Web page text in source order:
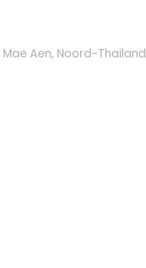
Mae Aen, Noord-Thailand